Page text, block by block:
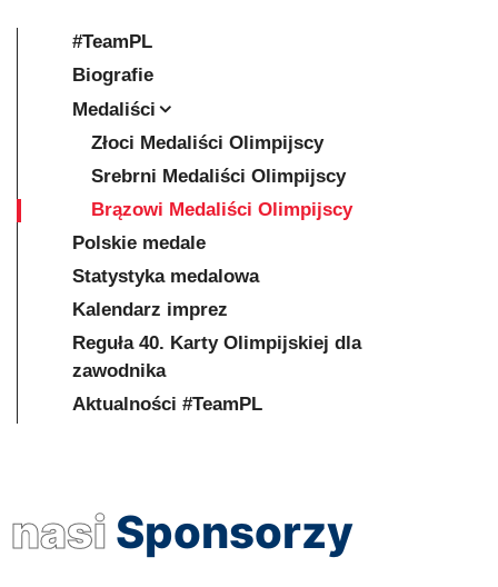
#TeamPL
Biografie
Medaliści
Złoci Medaliści Olimpijscy
Srebrni Medaliści Olimpijscy
Brązowi Medaliści Olimpijscy
Polskie medale
Statystyka medalowa
Kalendarz imprez
Reguła 40. Karty Olimpijskiej dla
zawodnika
Aktualności #TeamPL
nasi Sponsorzy